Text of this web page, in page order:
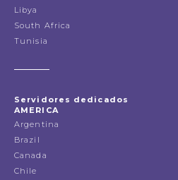
Libya
South Africa
Tunisia
Servidores dedicados
AMERICA
Argentina
Brazil
Canada
Chile